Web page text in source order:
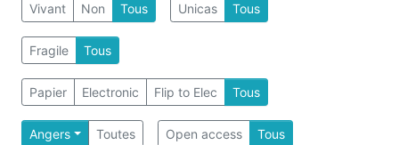
Vivant Non Tous Unicas Tous
Fragile Tous
Papier Electronic Flip to Elec Tous
Angers Toutes Open access Tous